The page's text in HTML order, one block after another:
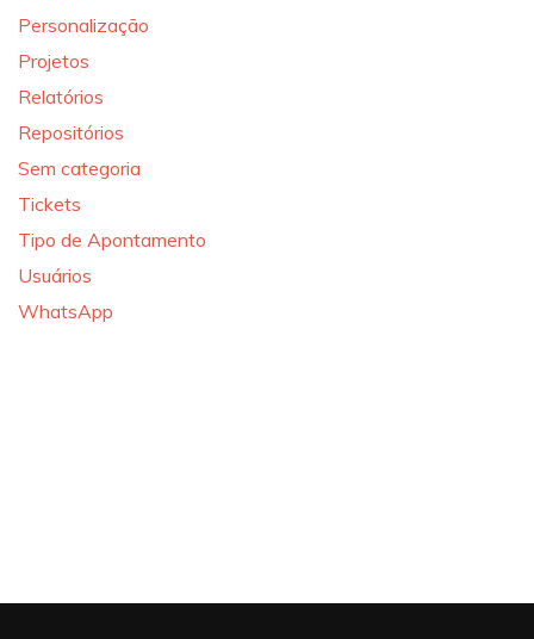
Personalização
Projetos
Relatórios
Repositórios
Sem categoria
Tickets
Tipo de Apontamento
Usuários
WhatsApp